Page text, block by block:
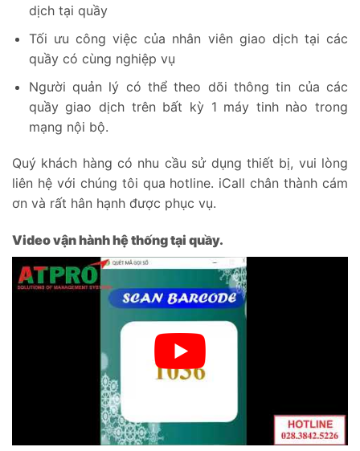
dịch tại quầy
Tối ưu công việc của nhân viên giao dịch tại các
quầy có cùng nghiệp vụ
Người quản lý có thể theo dõi thông tin của các
quầy giao dịch trên bất kỳ 1 máy tinh nào trong
mạng nội bộ.
Quý khách hàng có nhu cầu sử dụng thiết bị, vui lòng
liên hệ với chúng tôi qua hotline. iCall chân thành cám
ơn và rất hân hạnh được phục vụ.
Video vận hành hệ thống tại quầy.